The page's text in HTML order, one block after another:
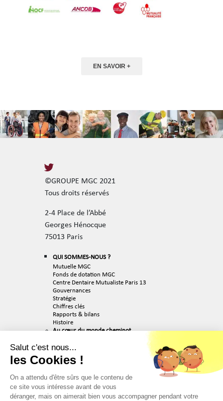
EN SAVOIR +
©GROUPE MGC 2021
Tous droits réservés
2-4 Place de l’Abbé
Georges Hénocque
75013 Paris
QUI SOMMES-NOUS ?
Mutuelle MGC
Fonds de dotation MGC
Centre Dentaire Mutualiste Paris 13
Gouvernances
Stratégie
Chiffres clés
Rapports & bilans
Histoire
Au cœur du monde cheminot
Team MGC
ACTUALITÉS
Nos valeurs
Nos métiers
Nos offres d’emploi
Salut c'est nous...
les Cookies !
On a attendu d'être sûrs que le contenu de
ce site vous intéresse avant de vous
déranger, mais on aimerait bien vous accompagner pendant votre